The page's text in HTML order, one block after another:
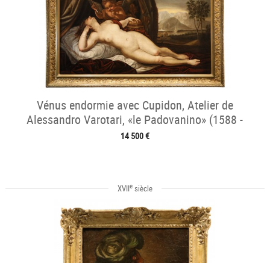
Vénus endormie avec Cupidon, Atelier de
Alessandro Varotari, «le Padovanino» (1588 -
1649)
14 500 €
XVIIesiècle